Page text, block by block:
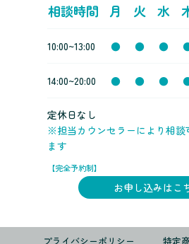
相談時間 月 火 水
10:00~13:00 ● ● ●
14:00~20:00 ● ● ●
定休日なし
※担当カウンセラーにより相談
ます
【完全予約制】
お申し込みはこ
プライバシーポリシー 特定